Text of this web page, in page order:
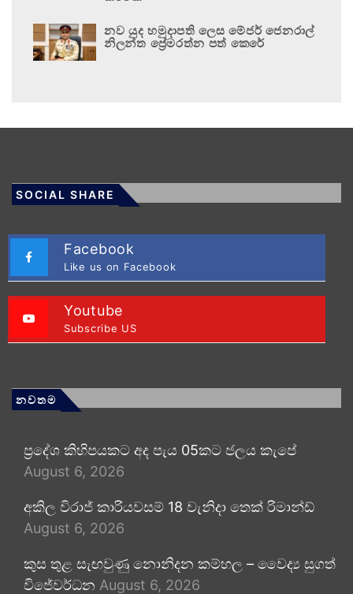
නව යුද හමුදාපති ලෙස මේජර් ජෙනරාල්
නිලන්ත ප්‍රේමරත්න පත් කෙරේ
SOCIAL SHARE
Facebook
Like us on Facebook
Youtube
Subscribe US
නවතම
ප්‍රදේශ කිහිපයකට අද පැය 05කට ජලය කැපේ
August 6, 2026
අකිල විරාජ් කාරියවසම් 18 වැනිදා තෙක් රිමාන්ඩ්
August 6, 2026
කුස තුළ සැඟවුණු නොනිදන කම්හල – වෛද්‍ය සුගත්
විජේවර්ධන August 6, 2026